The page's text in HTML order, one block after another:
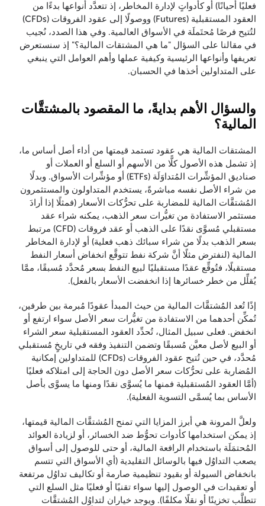
فعليًا أحيانًا) أو كأدواتٍ لإدارة المخاطر، إذ تتعدَّد أنواعها بدءًا من
العقود المستقبلية (Futures) ووصولًا إلى عقود الفروقات (CFDs)
لتُتيح فرصًا مُحتَملَة في الأسواق العالمية. وفي هذا الصدد، نُجيب
في مقالنا على السؤال "ما هي المشتقات المالية؟" إذ سنستعرض
تعريفها وأنواعها الرئيسية وكيفية عملها وأهم العوامل التي ينبغي
على المتداولين أخذها في الحسبان.
والسؤال الأهم بدايةً، ما المقصود بالمشتقَّات
المالية؟
المشتقات المالية هي عقود تستمد قيمتها من أداء أصل أساس ما،
إذ تشمل هذه الأصول كلًّا من الأسهم أو السلع أو العملات أو
صناديق المؤشِّرات المُتداوَلَة (ETFs) أو مؤشِّرات الأسواق. وبدلًا
من شراء الأصل نفسه مباشرةً، يستخدم المتداولون والمستثمرون
المُشتقَّات المالية للمضاربة على تحرُّكات الأسعار (فمثلًا إذا أرادَ
مستثمر الاستفادة من تغيُّرات سعر الذهب، يمكنه شراء عقد
مستقبلي مُسوَّى نقدًا على الذهب أو عقد فروقات (CFD) مرتبط
بسعر الذهب بدلًا من شراء سبائك ذهب فعلية) أو لإدارة المخاطر
المالية (لنفترض مثلًا أنَّ شركة نفط تتوقَّع انخفاض أسعار النفط
مستقبلًا، فتُوقِّع عقدًا مستقبليًا لبيع النفط بسعر مُحدَّد مُسبقًا، ممَّا
يُقلِّل من خطر خسائرها إذا انخفضت الأسعار بالفعل).
إذًا تُعد المُشتقَّات المالية من حيث المبدأ عقودًا مُبرمة بين طرفين،
تُمكِّن أحدهما من الاستفادة من تغيُّرات سعر الأصل سواء ارتفع أو
انخفض. فعلى سبيل المثال، تُحدِّد العقود المستقبلية سعر الشراء
أو البيع لأصل معيَّن مُسبقًا وتضمن التنفيذ وفقه في تاريخٍ مُستقبلي
مُحدَّد، في حين تُتيح عقود الفروقات (CFDs) للمتداولين إمكانية
المُضاربة على تحرُّكات سعر الأصل دون الحاجة إلى امتلاكه فعليًا
(أمَّا العقود المُستقبلية فمنها ما يُسوَّى نقدًا ومنها ما يسوَّى بأصل
الأساس بما يُسمَّى التسوية الفعلية).
ولعلَّ المرونة هي أبرز المزايا التي تمنح المُشتقَّات المالية قيمتها،
إذ يمكن استخدامها كأدوات تحوُّط ضد الخسائر، أو لزيادة العوائد
المُحتمَلَة باستخدام الرافعة المالية، أو حتى للوصول إلى أسواق
يصعب التداوُل فيها بالوسائل التقليدية (أي الأسواق التي تتسم
بانخفاض السيولة أو بقيود تنظيمية صارمة أو تكاليف تداوُل مرتفعة
أو تعقيدات في الوصول إليها سواء تقنيًا أو فعليًا مثل السلع التي
تتطلَّب تخزينًا أو نقلًا مكلفًا). ويوجد خياران لتداوُل المُشتقَّات